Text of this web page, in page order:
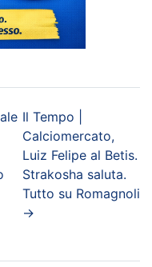
Il Tempo |
Calciomercato,
Luiz Felipe al Betis.
Strakosha saluta.
Tutto su Romagnoli
→